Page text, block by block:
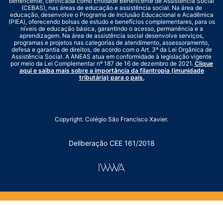
(CEBAS), nas áreas de educação e assistência social. Na área de
educação, desenvolve o Programa de Inclusão Educacional e Acadêmica
(PIEA), oferecendo bolsas de estudo e benefícios complementares, para os
níveis de educação básica, garantindo o acesso, permanência e a
aprendizagem. Na área de assistência social desenvolve serviços,
programas e projetos nas categorias de atendimento, assessoramento,
defesa e garantia de direitos, de acordo com o Art. 3º da Lei Orgânica de
Assistência Social. A ANEAS atua em conformidade à legislação vigente
por meio da Lei Complementar nº 187 de 16 de dezembro de 2021. Clique
aqui e saiba mais sobre a importância da filantropia (imunidade
tributária) para o país.
Copyright. Colégio São Francisco Xavier.
Deliberação CEE 161/2018